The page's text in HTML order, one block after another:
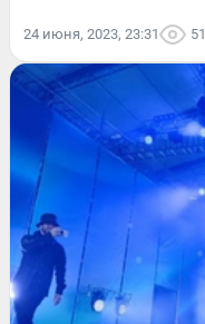
24 июня, 2023, 23:31